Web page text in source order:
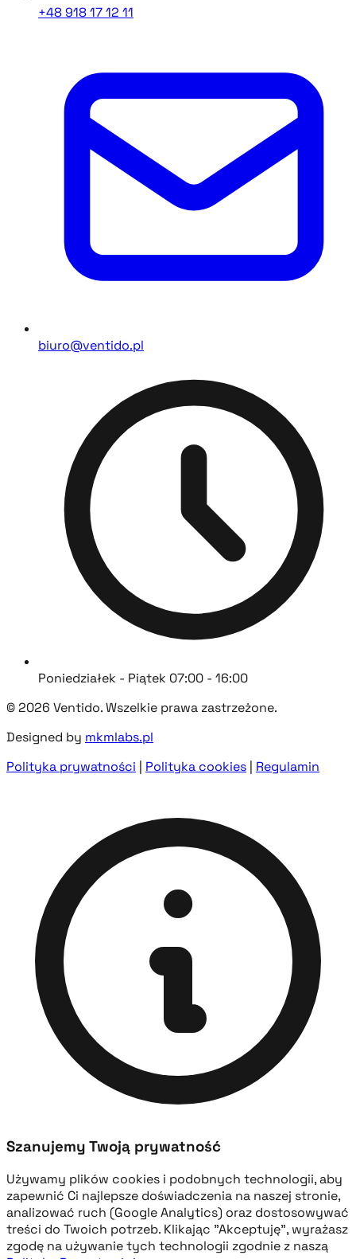
+48 918 17 12 11
biuro@ventido.pl
Poniedziałek - Piątek 07:00 - 16:00
© 2026 Ventido. Wszelkie prawa zastrzeżone.
Designed by mkmlabs.pl
Polityka prywatności | Polityka cookies | Regulamin
Szanujemy Twoją prywatność
Używamy plików cookies i podobnych technologii, aby
zapewnić Ci najlepsze doświadczenia na naszej stronie,
analizować ruch (Google Analytics) oraz dostosowywać
treści do Twoich potrzeb. Klikając "Akceptuję", wyrażasz
zgodę na używanie tych technologii zgodnie z naszą